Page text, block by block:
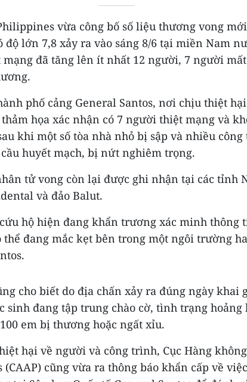
vừa công bố số liệu thương vong
độ lớn 7,8 xảy ra vào sáng 8/6 tại miền Nam
đã tăng lên ít nhất 12 người, 7 người
phố cảng General Santos, nơi chịu thiệt
họa xác nhận có 7 người thiệt mạng và
khi một số tòa nhà nhỏ bị sập và nhiều
cầu huyết mạch, bị nứt nghiêm trọng.
tử vong còn lại được ghi nhận tại các tỉnh
và đảo Balut.
hộ hiện đang khẩn trương xác minh thông
thể đang mắc kẹt bên trong một ngôi trường
cho biết do địa chấn xảy ra đúng ngày khai
sinh đang tập trung chào cờ, tình trạng hoảng
em bị thương hoặc ngất xỉu.
hại về người và công trình, Cục Hàng
cũng vừa ra thông báo khẩn cấp về